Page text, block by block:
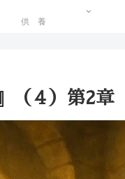
供 養
（４）第2